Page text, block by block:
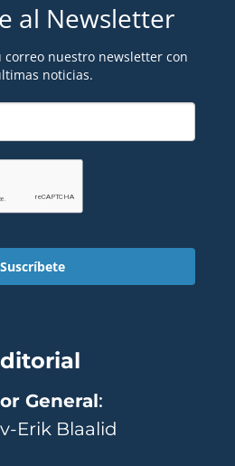
al Newsletter
correo nuestro newsletter con
noticias.
Suscríbete
General:
Erik Blaalid